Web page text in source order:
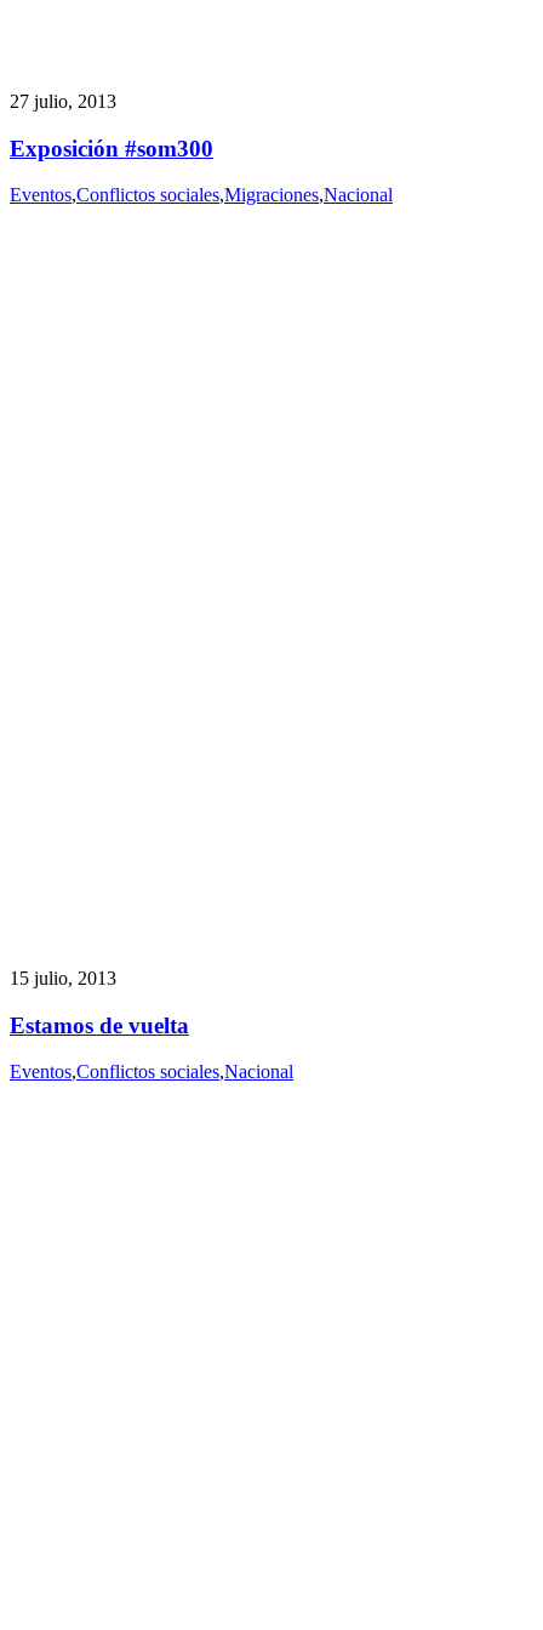
27 julio, 2013
Exposición #som300
Eventos,Conflictos sociales,Migraciones,Nacional
15 julio, 2013
Estamos de vuelta
Eventos,Conflictos sociales,Nacional